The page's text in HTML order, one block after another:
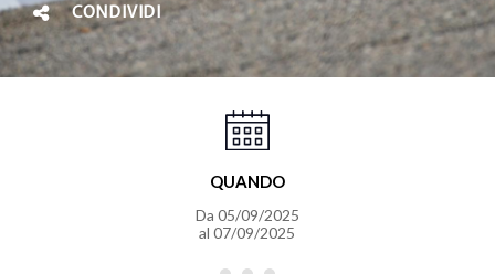
CONDIVIDI
QUANDO
Da 05/09/2025
al 07/09/2025